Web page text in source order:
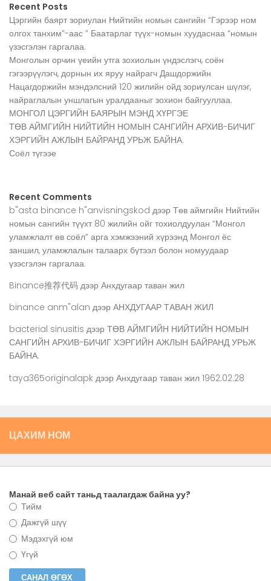
Recent Posts
Цэргийн баярт зориулан Нийтийн номын сангийн “Гэрээр ном
олгох танхим”-аас ” Баатарлаг түүх-номын хуудаснаа “номын
үзэсгэлэн гаргалаа.
Монголын орчин үеийн утга зохиолын үндэслэгч, соён
гэгээрүүлэгч, дорнын их яруу найрагч Дашдоржийн
Нацагдоржийн мэндэлсний 120 жилийн ойд зориулсан шүлэг,
найраглалын уншлагын уралдааныг зохион байгууллаа.
МОНГОЛ ЦЭРГИЙН БАЯРЫН МЭНД ХҮРГЭЕ
ТӨВ АЙМГИЙН НИЙТИЙН НОМЫН САНГИЙН АРХИВ-БИЧИГ
ХЭРГИЙН АЖЛЫН БАЙРАНД УРЬЖ БАЙНА.
Соёл түгээе
Recent Comments
b"asta binance h"anvisningskod дээр Төв аймгийн Нийтийн
номын сангийн түүхт 80 жилийн ойг тохиолдуулан “Монгол
уламжлалт өв соёл” арга хэмжээний хүрээнд Монгол ёс
заншил, уламжлалын талаарх бүтээл болон номуудаар
үзэсгэлэн гаргалаа.
Binance推荐代码 дээр Анхдугаар таван жил
binance anm"alan дээр АНХДУГААР ТАВАН ЖИЛ
bacterial sinusitis дээр ТӨВ АЙМГИЙН НИЙТИЙН НОМЫН
САНГИЙН АРХИВ-БИЧИГ ХЭРГИЙН АЖЛЫН БАЙРАНД УРЬЖ
БАЙНА.
taya365originalapk дээр Анхдугаар таван жил 1962.02.28
ЦАХИМ НОМ
Манай веб сайт таньд таалагдаж байна уу?
Тийм
Дажгүй шүү
Мэдэхгүй юм
Үгүй